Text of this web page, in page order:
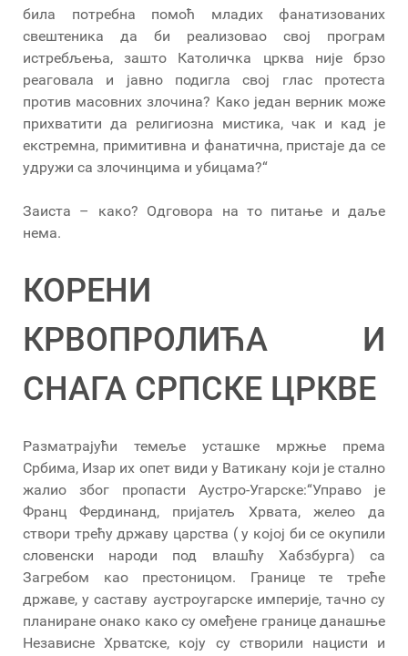
била потребна помоћ младих фанатизованих
свештеника да би реализовао свој програм
истребљења, зашто Католичка црква није брзо
реаговала и јавно подигла свој глас протеста
против масовних злочина? Како један верник може
прихватити да религиозна мистика, чак и кад је
екстремна, примитивна и фанатична, пристаје да се
удружи са злочинцима и убицама?“
Заиста – како? Одговора на то питање и даље
нема.
КОРЕНИ
КРВОПРОЛИЋА И
СНАГА СРПСКЕ ЦРКВЕ
Разматрајући темеље усташке мржње према
Србима, Изар их опет види у Ватикану који је стално
жалио због пропасти Аустро-Угарске:“Управо је
Франц Фердинанд, пријатељ Хрвата, желео да
створи трећу државу царства ( у којој би се окупили
словенски народи под влашћу Хабзбурга) са
Загребом као престоницом. Границе те треће
државе, у саставу аустроугарске империје, тачно су
планиране онако како су омеђене границе данашње
Независне Хрватске, коју су створили нацисти и